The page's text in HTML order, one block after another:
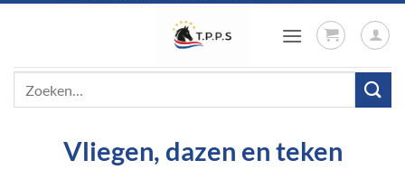
naar
Vliegen, dazen en teken